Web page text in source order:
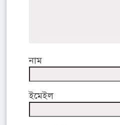
নাম
ইমেইল